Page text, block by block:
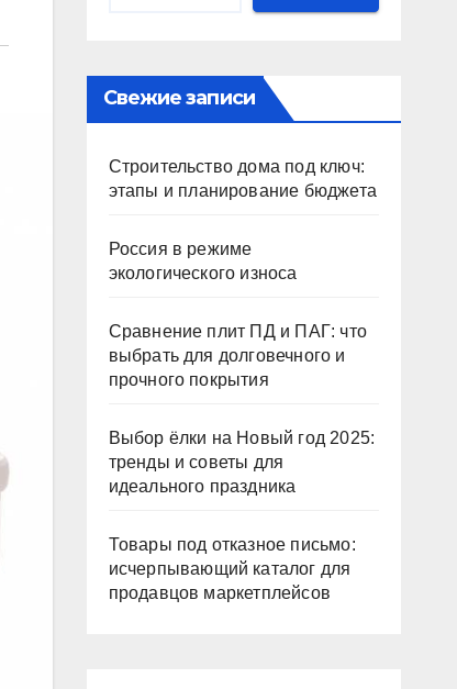
Свежие записи
Строительство дома под ключ:
этапы и планирование бюджета
Россия в режиме
экологического износа
Сравнение плит ПД и ПАГ: что
выбрать для долговечного и
прочного покрытия
Выбор ёлки на Новый год 2025:
тренды и советы для
идеального праздника
Товары под отказное письмо:
исчерпывающий каталог для
продавцов маркетплейсов